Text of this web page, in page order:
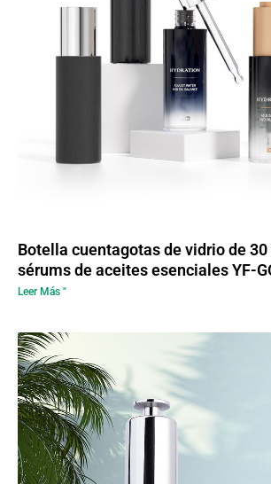
Botella cuentagotas de vidrio de
sérums de aceites esenciales YF-
Leer Más "